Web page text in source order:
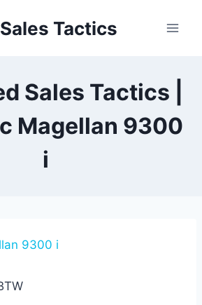
Tactics
Sales Tactics |
Magellan 9300
i
9300 i